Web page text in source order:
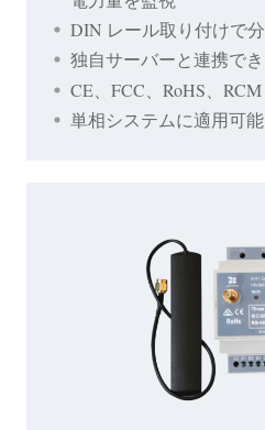
DIN レール取り付けで
独自サーバーと連携で
CE、FCC、RoHS、
単相システムに適用可能